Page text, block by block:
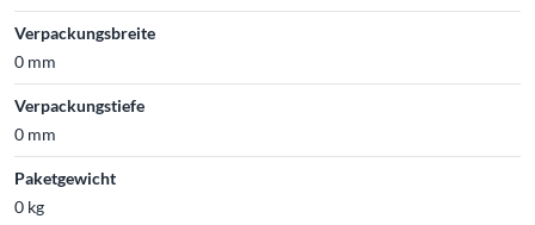
Verpackungsbreite
0 mm
Verpackungstiefe
0 mm
Paketgewicht
0 kg